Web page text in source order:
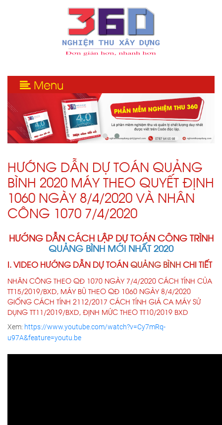
Menu
HƯỚNG DẪN DỰ TOÁN QUẢNG
BÌNH 2020 MÁY THEO QUYẾT ĐỊNH
1060 NGÀY 8/4/2020 VÀ NHÂN
CÔNG 1070 7/4/2020
HƯỚNG DẪN CÁCH LẬP DỰ TOÁN CÔNG TRÌNH
QUẢNG BÌNH MỚI NHẤT 2020
I. VIDEO HƯỚNG DẪN DỰ TOÁNQUẢNG BÌNHCHI TIẾT
NHÂN CÔNG THEO QĐ 1070 NGÀY 7/4/2020 CÁCH TÍNH CỦA
TT15/2019/BXD, MÁY BÙ THEO QĐ 1060 NGÀY 8/4/2020
GIỐNG CÁCH TÍNH 2112/2017 CÁCH TÍNH GIÁ CA MÁY SỬ
DỤNG TT11/2019/BXD, ĐỊNH MỨC THEO TT10/2019 BXD
Xem: https://www.youtube.com/watch?v=Cy7mRq-
u97A&feature=youtu.be